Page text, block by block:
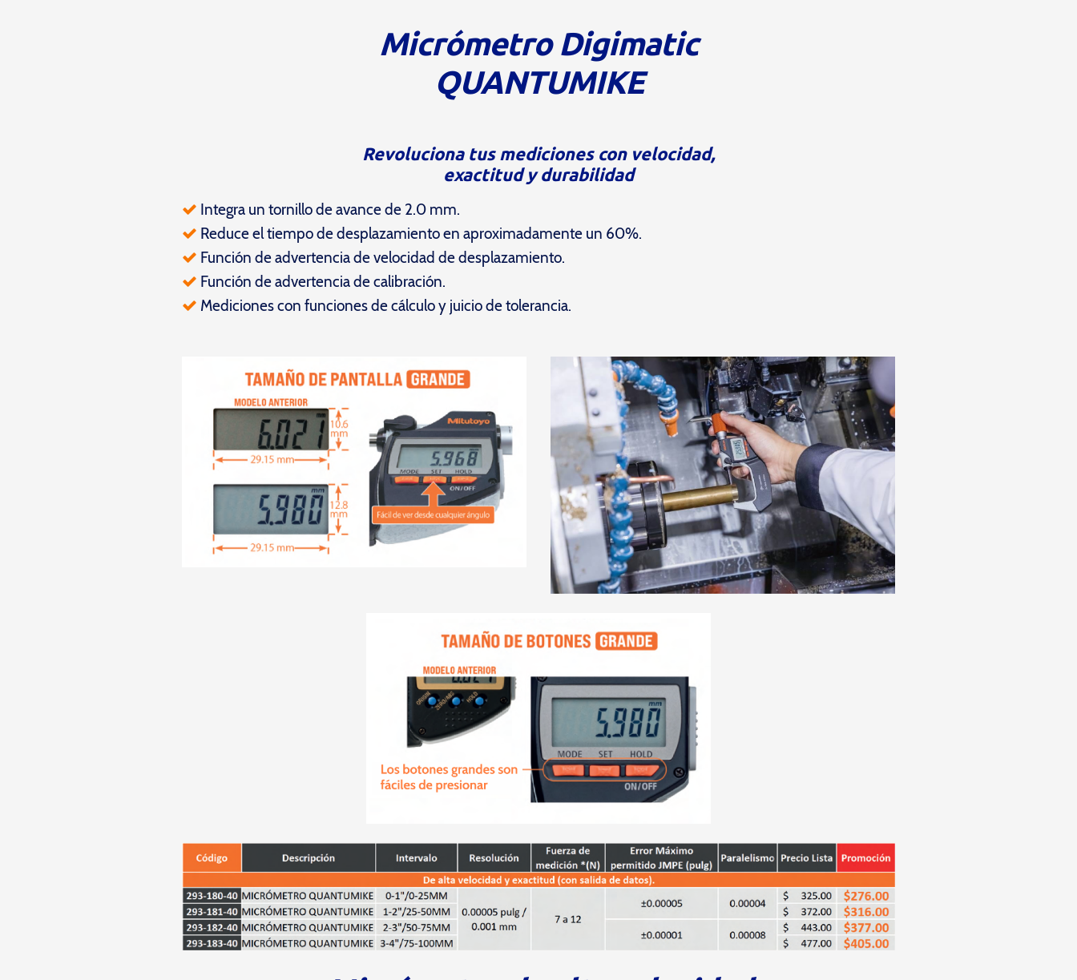
Micrómetro Digimatic
QUANTUMIKE
Revoluciona tus mediciones con velocidad,
exactitud y durabilidad
Integra un tornillo de avance de 2.0 mm.
Reduce el tiempo de desplazamiento en aproximadamente un 60%.
Función de advertencia de velocidad de desplazamiento.
Función de advertencia de calibración.
Mediciones con funciones de cálculo y juicio de tolerancia.